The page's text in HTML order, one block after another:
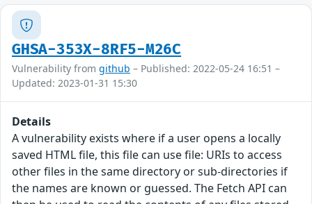
GHSA-353X-8RF5-M26C
Vulnerability from github – Published: 2022-05-24 16:51 –
Updated: 2023-01-31 15:30
Details
A vulnerability exists where if a user opens a locally
saved HTML file, this file can use file: URIs to access
other files in the same directory or sub-directories if
the names are known or guessed. The Fetch API can